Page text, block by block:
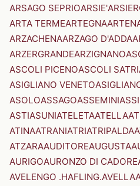
ARSAGO SEPRIOARSIE'
ARTA TERMEARTEGNA
ARZACHENAARZAGO D'ADDA
ARZERGRANDEARZIGNANO
ASCOLI PICENOASCOLI
ASIGLIANO VENETO
ASOLOASSAGOASSEMINI
ASTIASUNIATELETAATELLA
ATINAATRANIATRIATRIPALDA
ATZARAAUDITOREAUGUSTA
AURIGOAURONZO DI CADORE
AVELENGO .HAFLING.AVELLA